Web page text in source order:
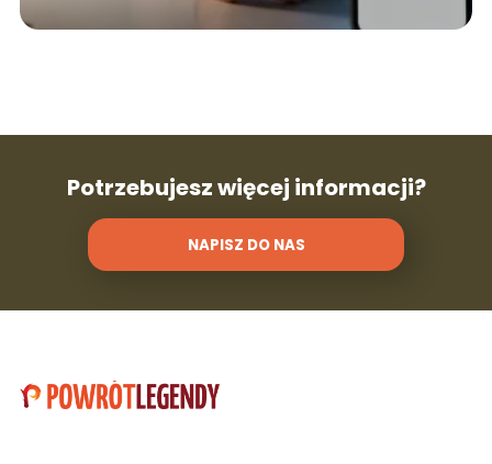
Potrzebujesz więcej informacji?
NAPISZ DO NAS